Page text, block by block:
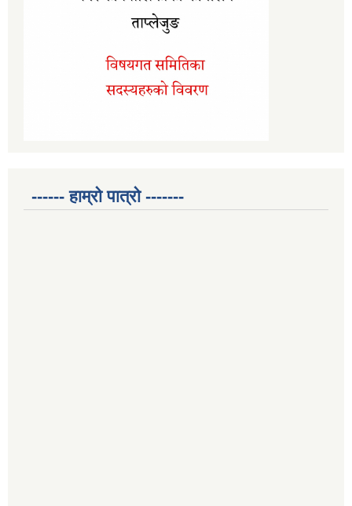
------ हाम्रो पात्रो -------